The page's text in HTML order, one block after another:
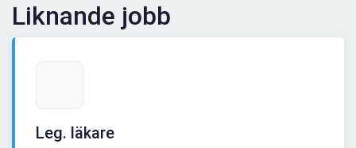
Liknande jobb
Leg. läkare